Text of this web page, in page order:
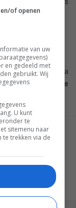
TOP (speakers).
en home cinema
deTeufel website
of openen
van uw
en gedeeld met
gebruikt. Wij
U kunt
te
sitemenu naar
te trekken via de